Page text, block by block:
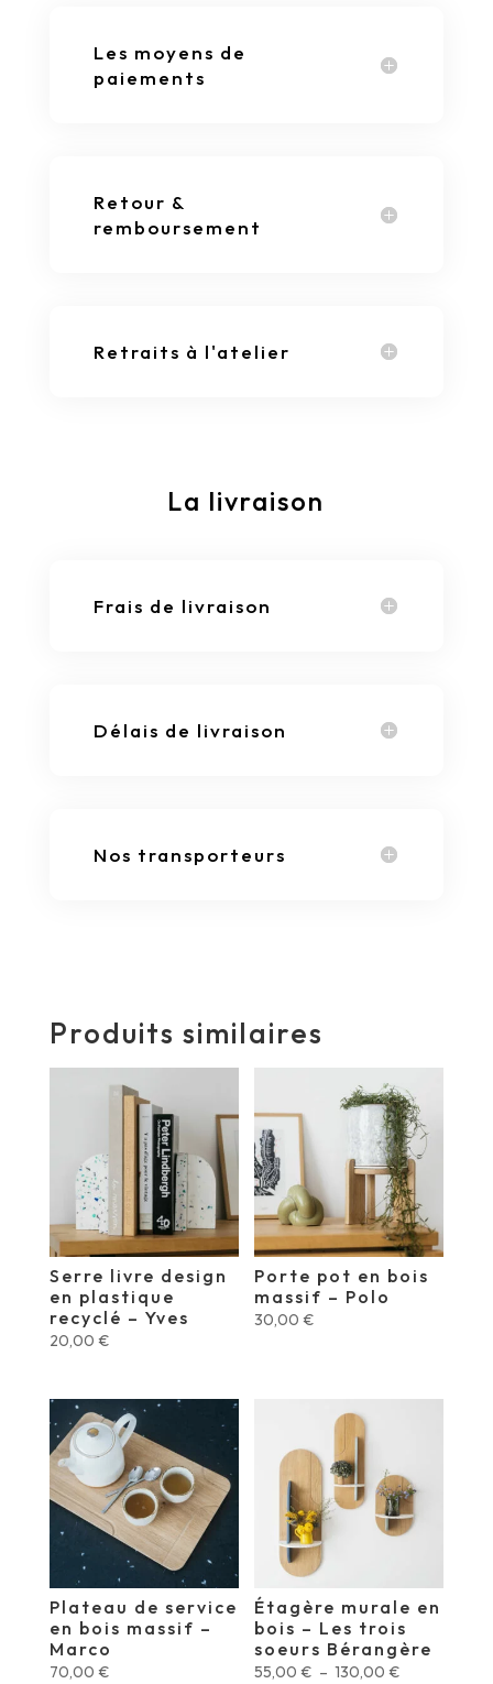
Les moyens de
paiements
Retour &
remboursement
Retraits à l'atelier
La livraison
Frais de livraison
Délais de livraison
Nos transporteurs
Produits similaires
Serre livre design
en plastique
recyclé – Yves
20,00 €
Porte pot en bois
massif – Polo
30,00€
Plateau de service
en bois massif –
Marco
70,00 €
Étagère murale en
bois – Les trois
soeurs Bérangère
55,00€ – 130,00€